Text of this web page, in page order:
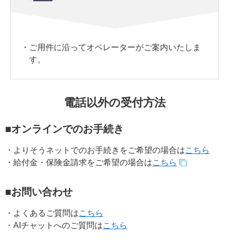
・ ご用件に沿ってオペレーターがご案内いたしま
す。
電話以外の受付方法
■オンラインでのお手続き
・ よりそうネットでのお手続きをご希望の場合はこちら
・ 給付金・保険金請求をご希望の場合はこちら
■お問い合わせ
・ よくあるご質問はこちら
・ AIチャットへのご質問はこちら